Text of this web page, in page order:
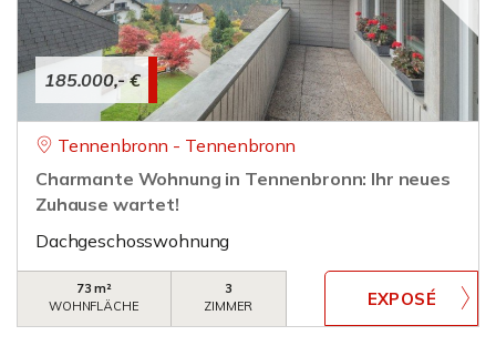
185.000,- €
Tennenbronn - Tennenbronn
Charmante Wohnung in Tennenbronn: Ihr neues
Zuhause wartet!
Dachgeschosswohnung
73 m²
WOHNFLÄCHE
3
ZIMMER